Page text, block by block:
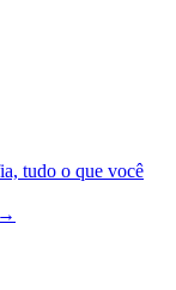
tudo o que você
→